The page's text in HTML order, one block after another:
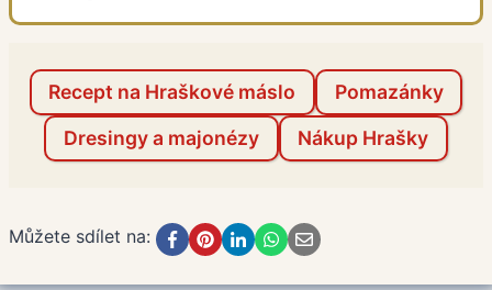
Recept na Hraškové máslo Pomazánky
Dresingy a majonézy Nákup Hrašky
Můžete sdílet na: